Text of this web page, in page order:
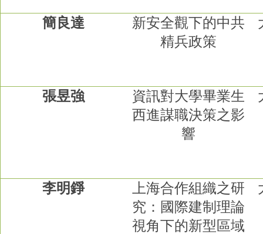
簡良達
新安全觀下的中共
精兵政策
張昱強
資訊對大學畢業生
西進謀職決策之影
響
李明錚
上海合作組織之研
究：國際建制理論
視角下的新型區域